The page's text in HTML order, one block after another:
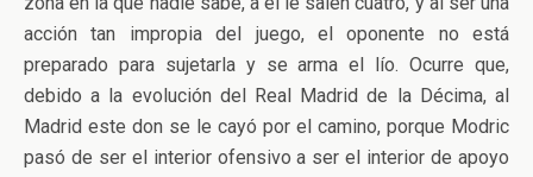
acción tan impropia del juego, el oponente no está
preparado para sujetarla y se arma el lío. Ocurre que,
debido a la evolución del Real Madrid de la Décima, al
Madrid este don se le cayó por el camino, porque Modric
pasó de ser el interior ofensivo a ser el interior de apoyo